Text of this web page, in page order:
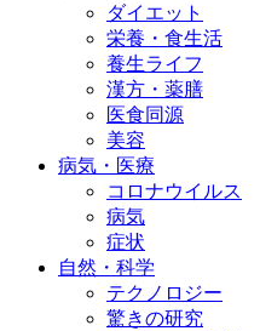
ダイエット
栄養・食生活
養生ライフ
漢方・薬膳
医食同源
美容
病気・医療
コロナウイルス
病気
症状
自然・科学
テクノロジー
驚きの研究